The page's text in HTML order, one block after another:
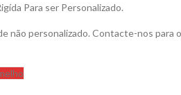
Para ser Personalizado.
não personalizado. Contacte-nos